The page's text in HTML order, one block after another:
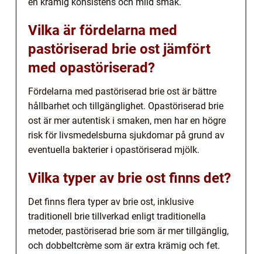
Vilka är fördelarna med
pastöriserad brie ost jämfört
med opastöriserad?
Fördelarna med pastöriserad brie ost är bättre
hållbarhet och tillgänglighet. Opastöriserad brie
ost är mer autentisk i smaken, men har en högre
risk för livsmedelsburna sjukdomar på grund av
eventuella bakterier i opastöriserad mjölk.
Vilka typer av brie ost finns det?
Det finns flera typer av brie ost, inklusive
traditionell brie tillverkad enligt traditionella
metoder, pastöriserad brie som är mer tillgänglig,
och dobbeltcrème som är extra krämig och fet.